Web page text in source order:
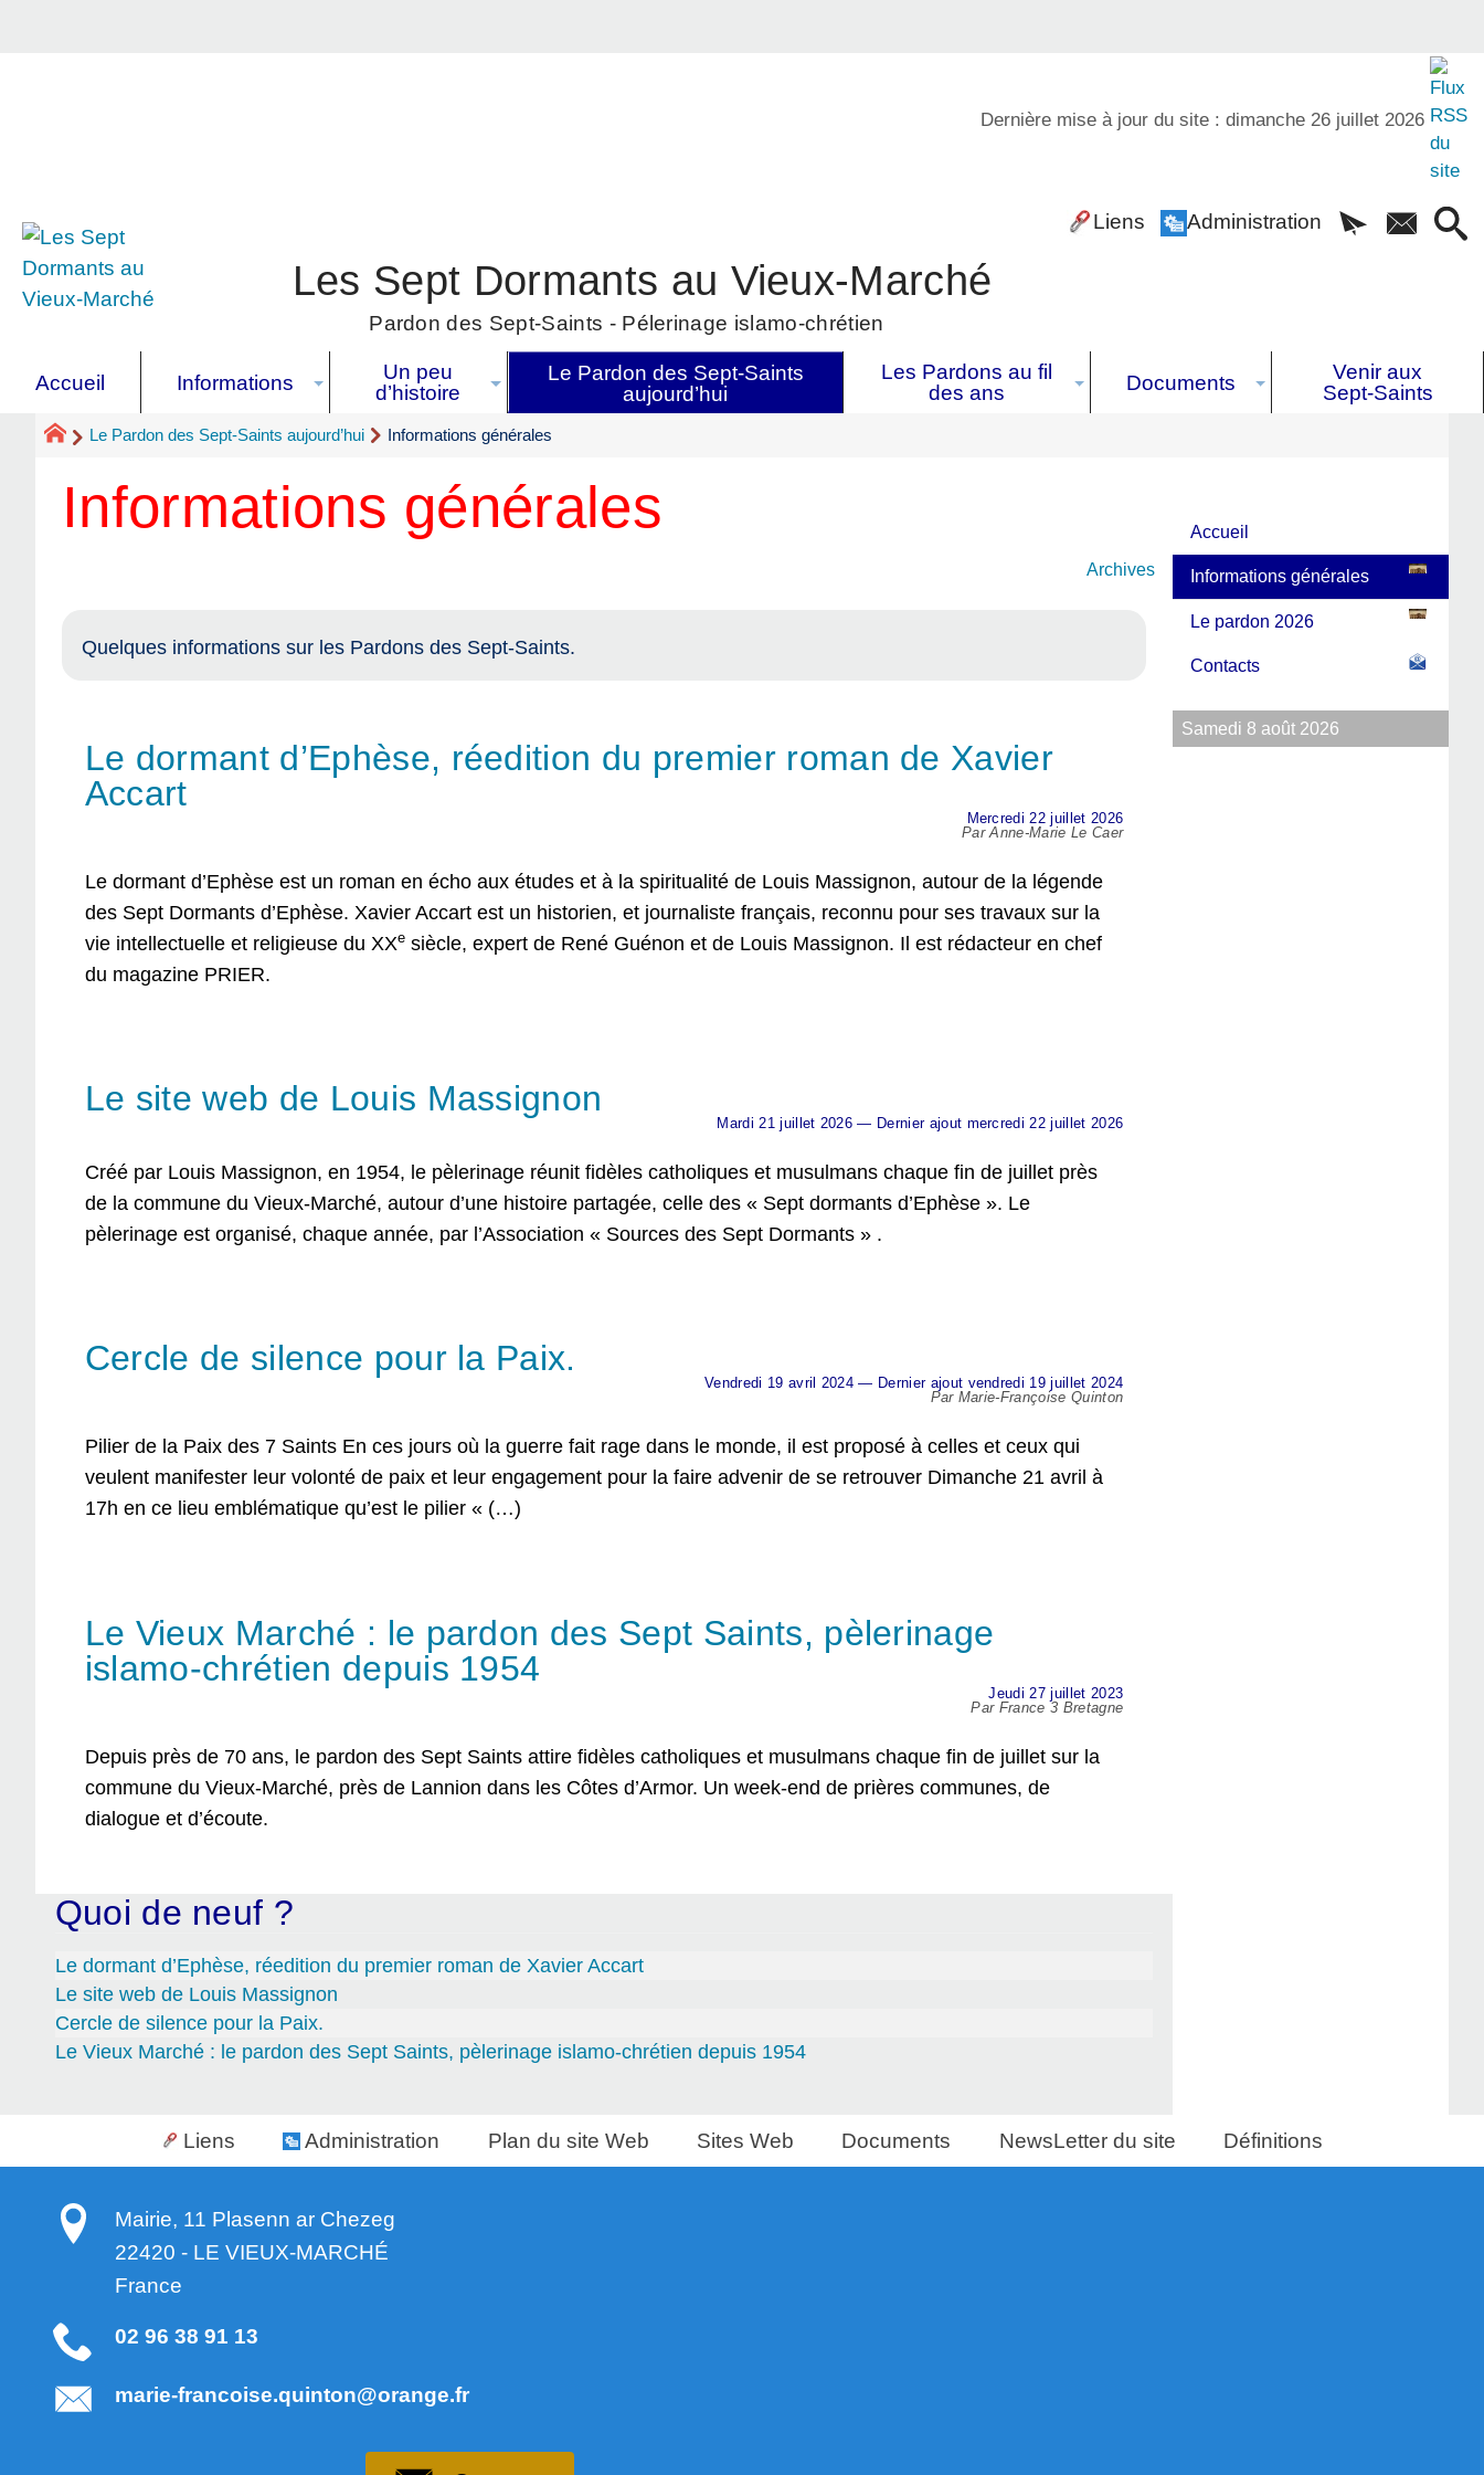
Dernière mise à jour du site : dimanche 26 juillet 2026
Liens Administration
Les Sept Dormants au Vieux-Marché
Pardon des Sept-Saints - Pélerinage islamo-chrétien
Accueil Informations
Un peu
d’histoire
Le Pardon des Sept-Saints
aujourd’hui
Les Pardons au fil
des ans
Documents
Venir aux
Sept-Saints
Le Pardon des Sept-Saints aujourd’hui Informations générales
Informations générales
Archives
Quelques informations sur les Pardons des Sept-Saints.
Le dormant d’Ephèse, réedition du premier roman de Xavier
Accart
Mercredi 22 juillet 2026
Par Anne-Marie Le Caer
Le dormant d’Ephèse est un roman en écho aux études et à la spiritualité de Louis Massignon, autour de la légende
des Sept Dormants d’Ephèse. Xavier Accart est un historien, et journaliste français, reconnu pour ses travaux sur la
vie intellectuelle et religieuse du XXesiècle, expert de René Guénon et de Louis Massignon. Il est rédacteur en chef
du magazine PRIER.
Le site web de Louis Massignon
Mardi 21 juillet 2026 — Dernier ajout mercredi 22 juillet 2026
Créé par Louis Massignon, en 1954, le pèlerinage réunit fidèles catholiques et musulmans chaque fin de juillet près
de la commune du Vieux-Marché, autour d’une histoire partagée, celle des « Sept dormants d’Ephèse ». Le
pèlerinage est organisé, chaque année, par l’Association « Sources des Sept Dormants » .
Cercle de silence pour la Paix.
Vendredi 19 avril 2024 — Dernier ajout vendredi 19 juillet 2024
Par Marie-Françoise Quinton
Pilier de la Paix des 7 Saints En ces jours où la guerre fait rage dans le monde, il est proposé à celles et ceux qui
veulent manifester leur volonté de paix et leur engagement pour la faire advenir de se retrouver Dimanche 21 avril à
17h en ce lieu emblématique qu’est le pilier « (…)
Le Vieux Marché : le pardon des Sept Saints, pèlerinage
islamo-chrétien depuis 1954
Jeudi 27 juillet 2023
Par France 3 Bretagne
Depuis près de 70 ans, le pardon des Sept Saints attire fidèles catholiques et musulmans chaque fin de juillet sur la
commune du Vieux-Marché, près de Lannion dans les Côtes d’Armor. Un week-end de prières communes, de
dialogue et d’écoute.
Quoi de neuf ?
Le dormant d’Ephèse, réedition du premier roman de Xavier Accart
Le site web de Louis Massignon
Cercle de silence pour la Paix.
Le Vieux Marché : le pardon des Sept Saints, pèlerinage islamo-chrétien depuis 1954
Accueil
Informations générales
Le pardon 2026
Contacts
Samedi 8 août 2026
Liens Administration Plan du site Web Sites Web Documents NewsLetter du site Définitions
Mairie, 11 Plasenn ar Chezeg
22420 - LE VIEUX-MARCHÉ
France
02 96 38 91 13
marie-francoise.quinton@orange.fr